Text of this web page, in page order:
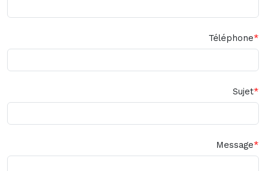
Téléphone
Sujet
Message